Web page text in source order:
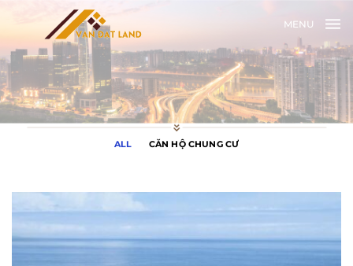
MENU
ALL CĂN HỘ CHUNG CƯ